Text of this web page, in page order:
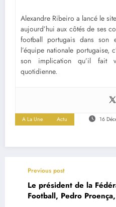
Alexandre Ribeiro a lancé le
aujourd’hui aux côtés de ses
football portugais dans son
l’équipe nationale portugaise,
son implication qu’il fait
quotidienne.
A La Une Actu 16
Previous post
Le président de la
Football, Pedro